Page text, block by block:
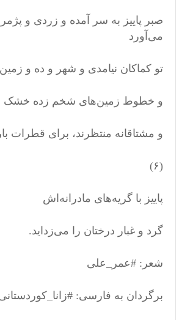
صبر پاییز به سر آمده و زردی و
می‌آورد
تو کماکان نیامدی و شهر و دە و
و خطوط زمین‌های شخم زده خشک
و مشتاقانه منتظرند، برای قطرات
(۶)
پاییز با گریه‌های مادرانه‌اش
گرد و غبار درختان را می‌زداید.
شعر: #عمر_علی
برگردان به فارسی: